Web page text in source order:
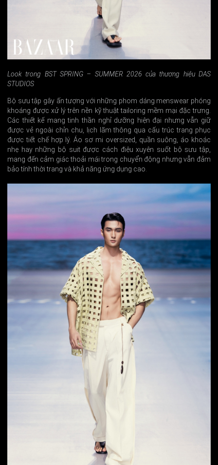
Look trong BST SPRING – SUMMER 2026 của thương hiệu DAS
STUDIOS
Bộ sưu tập gây ấn tượng với những phom dáng menswear phóng
khoáng được xử lý trên nền kỹ thuật tailoring mềm mại đặc trưng.
Các thiết kế mang tinh thần nghỉ dưỡng hiện đại nhưng vẫn giữ
được vẻ ngoài chỉn chu, lịch lãm thông qua cấu trúc trang phục
được tiết chế hợp lý. Áo sơ mi oversized, quần suông, áo khoác
nhẹ hay những bộ suit được cách điệu xuyên suốt bộ sưu tập,
mang đến cảm giác thoải mái trong chuyển động nhưng vẫn đảm
bảo tính thời trang và khả năng ứng dụng cao.